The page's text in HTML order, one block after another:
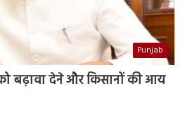
Punjab
बढ़ावा देने और किसानों की आय